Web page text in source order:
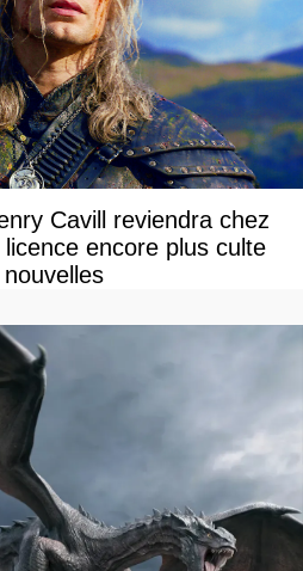
Cavill reviendra chez
encore plus culte